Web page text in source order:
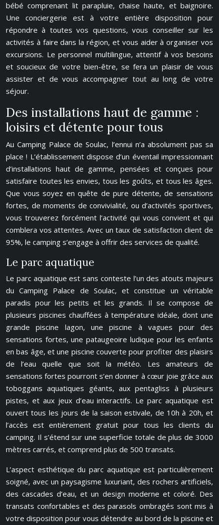
bébé comprenant lit parapluie, chaise haute, et baignoire.
Une conciergerie est à votre entière disposition pour
répondre à toutes vos questions, vous conseiller sur les
activités à faire dans la région, et vous aider à organiser vos
excursions. Le personnel multilingue, attentif à vos besoins
et soucieux de votre bien-être, se fera un plaisir de vous
assister et de vous accompagner tout au long de votre
séjour.
Des installations haut de gamme :
loisirs et détente pour tous
Au Camping Palace de Soulac, l’ennui n’a absolument pas sa
place ! L’établissement dispose d’un éventail impressionnant
d’installations haut de gamme, pensées et conçues pour
satisfaire toutes les envies, tous les goûts, et tous les âges.
Que vous soyez en quête de pure détente, de sensations
fortes, de moments de convivialité, ou d’activités sportives,
vous trouverez forcément l’activité qui vous convient et qui
comblera vos attentes. Avec un taux de satisfaction client de
95%, le camping s’engage à offrir des services de qualité.
Le parc aquatique
Le parc aquatique est sans conteste l’un des atouts majeurs
du Camping Palace de Soulac, et constitue un véritable
paradis pour les petits et les grands. Il se compose de
plusieurs piscines chauffées à température idéale, dont une
grande piscine lagon, une piscine à vagues pour des
sensations fortes, une pataugeoire ludique pour les enfants
en bas âge, et une piscine couverte pour profiter des plaisirs
de l’eau quelle que soit la météo. Les amateurs de
sensations fortes pourront s’en donner à cœur joie grâce aux
toboggans aquatiques géants, aux pentagliss à plusieurs
pistes, et aux jeux d’eau interactifs. Le parc aquatique est
ouvert tous les jours de la saison estivale, de 10h à 20h, et
l’accès est entièrement gratuit pour tous les clients du
camping. Il s’étend sur une superficie totale de plus de 3000
mètres carrés, et comprend plus de 500 transats.
L’aspect esthétique du parc aquatique est particulièrement
soigné, avec un paysagisme luxuriant, des rochers artificiels,
des cascades d’eau, et un design moderne et coloré. Des
transats confortables et des parasols ombragés sont mis à
votre disposition pour vous détendre au bord de la piscine et